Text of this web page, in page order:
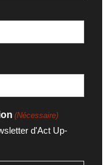
(Nécessaire)
d'Act Up-